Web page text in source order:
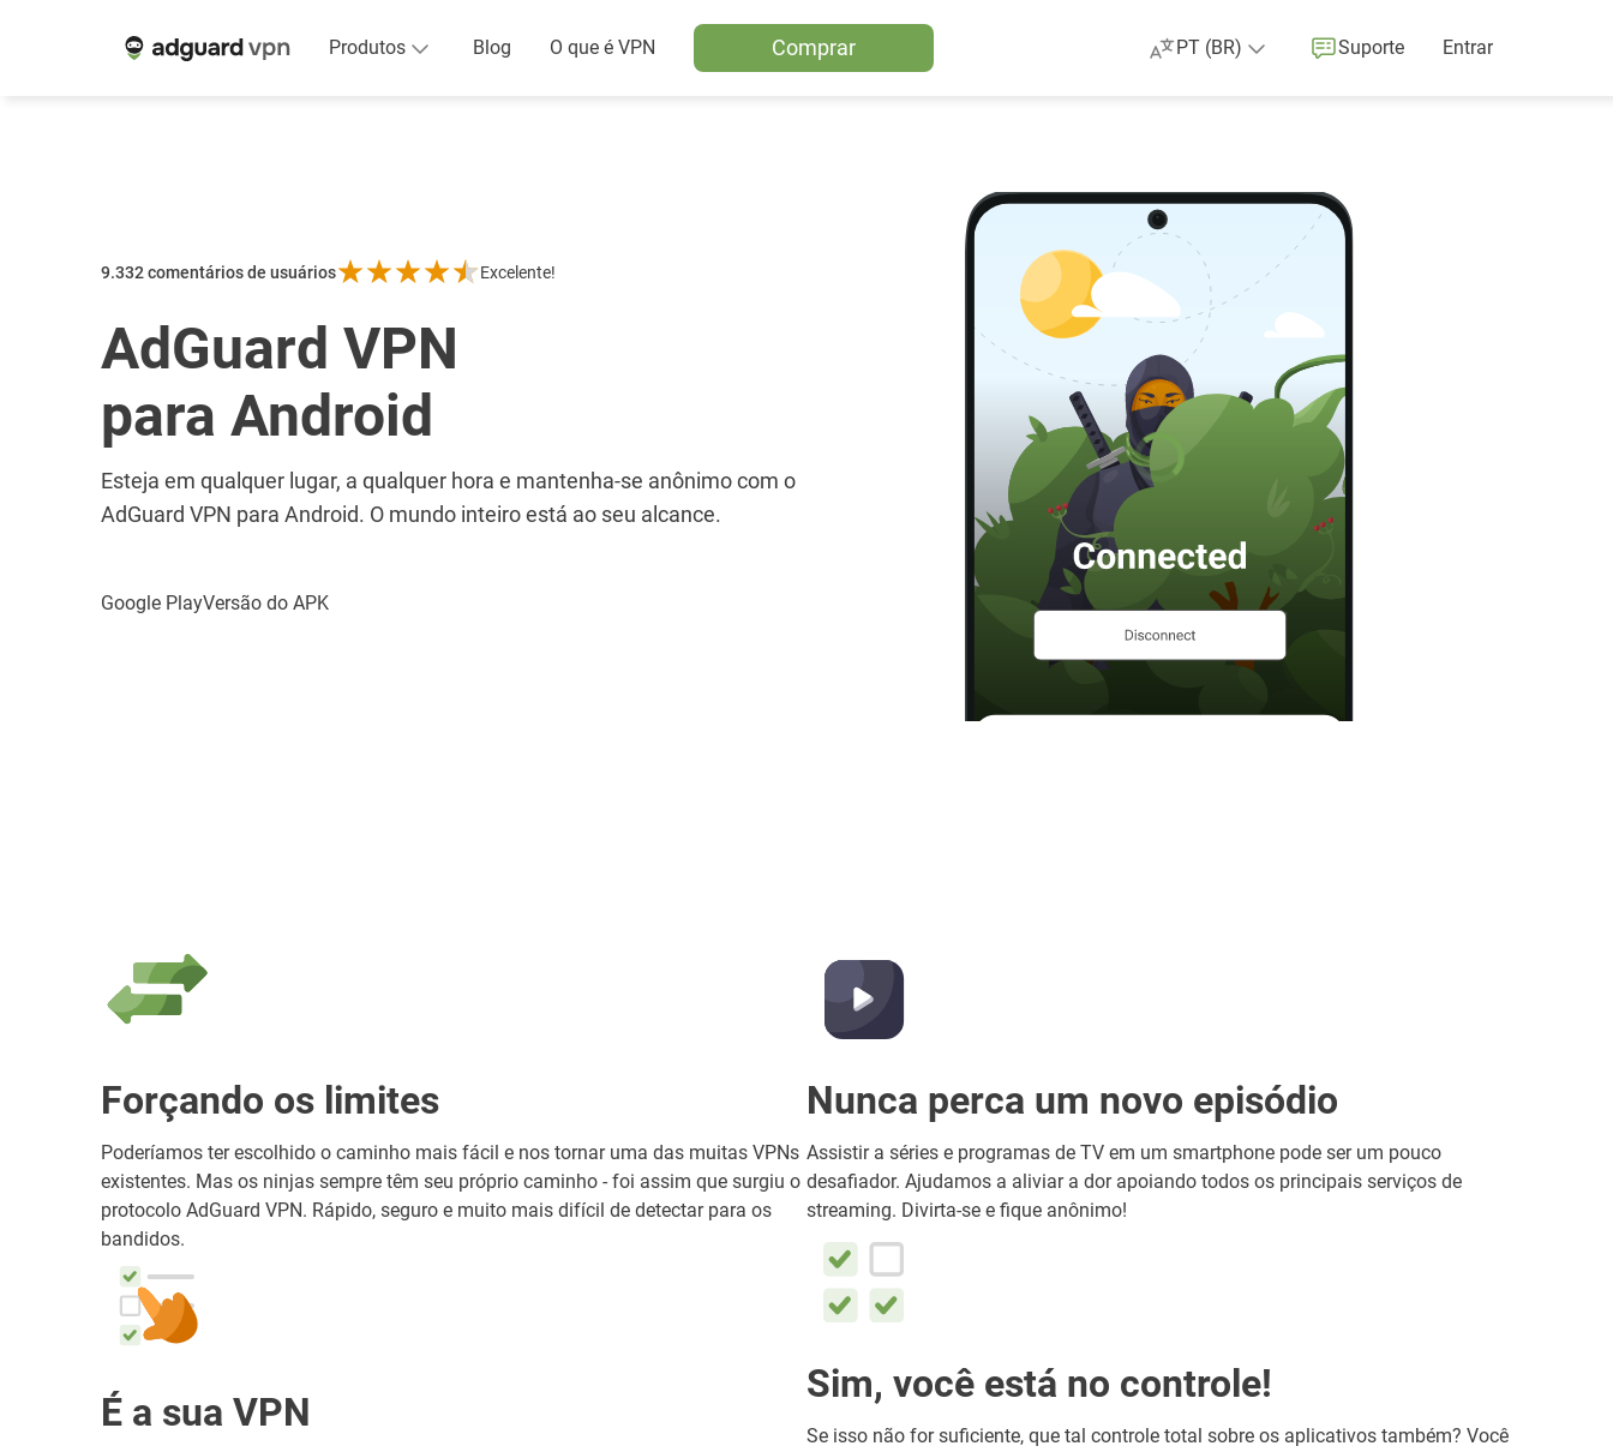
Produtos Blog O que é VPN Comprar PT (BR) Suporte Entrar
9.332comentários de usuários Excelente!
AdGuard VPN
para Android
Esteja em qualquer lugar, a qualquer hora e mantenha-se anônimo com o
AdGuard VPN para Android. O mundo inteiro está ao seu alcance.
Google PlayVersão do APK
Forçando os limites
Poderíamos ter escolhido o caminho mais fácil e nos tornar uma das muitas VPNs
existentes. Mas os ninjas sempre têm seu próprio caminho - foi assim que surgiu o
protocolo AdGuard VPN. Rápido, seguro e muito mais difícil de detectar para os
bandidos.
É a sua VPN
Nunca perca um novo episódio
Assistir a séries e programas de TV em um smartphone pode ser um pouco
desafiador. Ajudamos a aliviar a dor apoiando todos os principais serviços de
streaming. Divirta-se e fique anônimo!
Sim, você está no controle!
Se isso não for suficiente, que tal controle total sobre os aplicativos também? Você